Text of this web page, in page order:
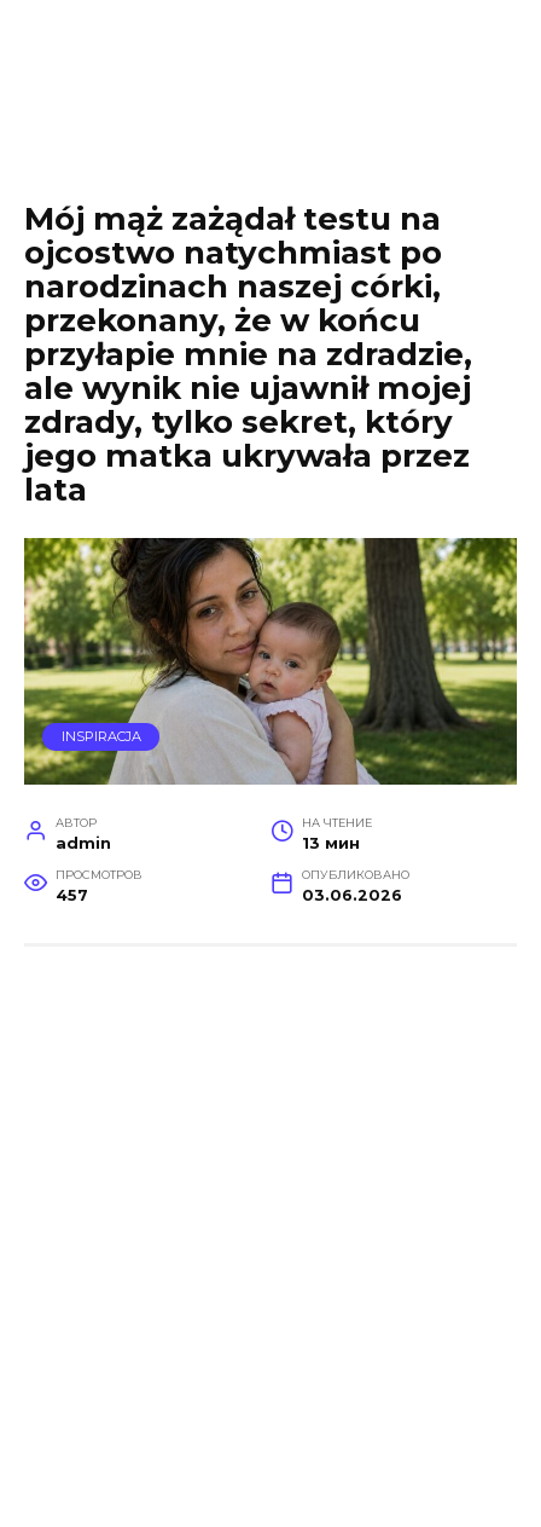
Mój mąż zażądał testu na
ojcostwo natychmiast po
narodzinach naszej córki,
przekonany, że w końcu
przyłapie mnie na zdradzie,
ale wynik nie ujawnił mojej
zdrady, tylko sekret, który
jego matka ukrywała przez
lata
INSPIRACJA
АВТОР
admin
НА ЧТЕНИЕ
13 мин
ПРОСМОТРОВ
457
ОПУБЛИКОВАНО
03.06.2026